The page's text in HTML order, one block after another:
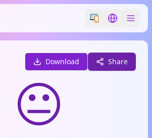
Switch emoji
Switch
Download Share
😐